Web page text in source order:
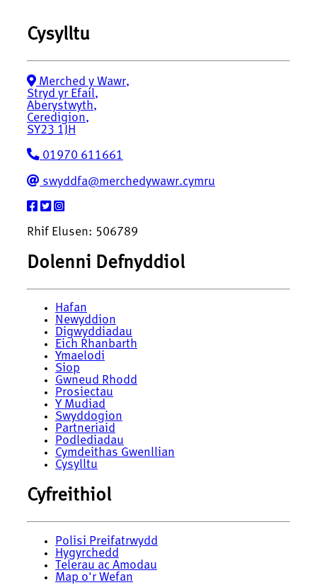
Cysylltu
Merched y Wawr,
Stryd yr Efail,
Aberystwyth,
Ceredigion,
SY23 1JH
01970 611661
swyddfa@merchedywawr.cymru
Rhif Elusen: 506789
Dolenni Defnyddiol
Hafan
Newyddion
Digwyddiadau
Eich Rhanbarth
Ymaelodi
Siop
Gwneud Rhodd
Prosiectau
Y Mudiad
Swyddogion
Partneriaid
Podlediadau
Cymdeithas Gwenllian
Cysylltu
Cyfreithiol
Polisi Preifatrwydd
Hygyrchedd
Telerau ac Amodau
Map o'r Wefan